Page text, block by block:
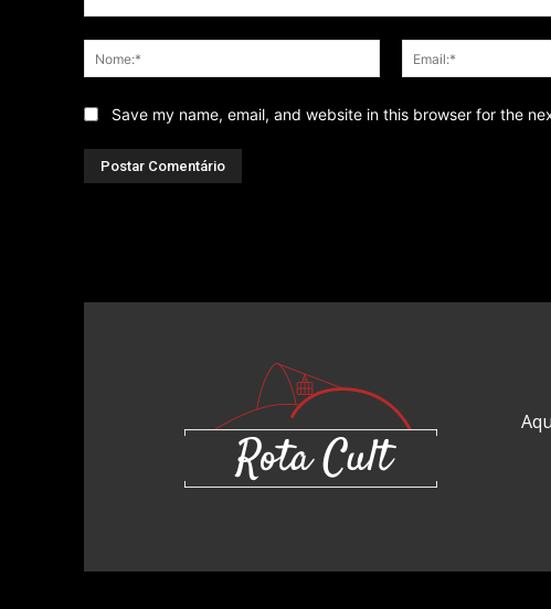
Nome:*
Save my name, email, and website in this browser for the